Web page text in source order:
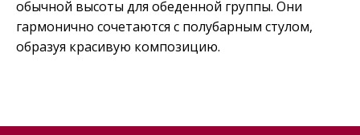
обычной высоты для обеденной группы. Они
гармонично сочетаются с полубарным стулом,
образуя красивую композицию.